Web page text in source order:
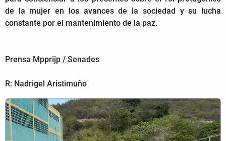
de la mujer en los avances de la sociedad y su lucha
constante por el mantenimiento de la paz.
Prensa Mpprijp / Senades
R: Nadrigel Aristimuño